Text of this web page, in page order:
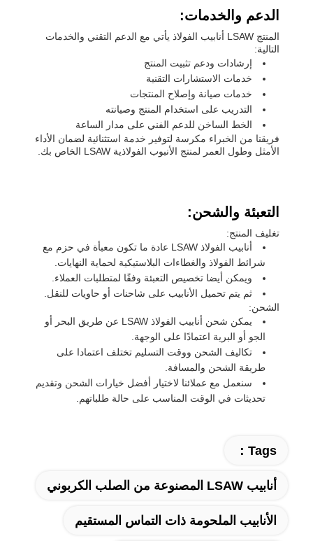
الدعم والخدمات:
المنتج LSAW أنابيب الفولاذ يأتي مع الدعم التقني والخدمات
التالية:
إرشادات ودعم تثبيت المنتج
خدمات الاستشارات التقنية
خدمات صيانة وإصلاح المنتجات
التدريب على استخدام المنتج وصيانته
الخط الساخن للدعم الفني على مدار الساعة
فريقنا من الخبراء مكرسة لتوفير خدمة استثنائية لضمان الأداء
الأمثل وطول العمر لمنتج الأنبوب الفولاذية LSAW الخاص بك.
التعبئة والشحن:
تغليف المنتج:
أنابيب الفولاذ LSAW عادة ما تكون معبأة في حزم مع
شرائط الفولاذ والغطاءات البلاستيكية لحماية النهايات.
ويمكن أيضا تخصيص التعبئة وفقًا لمتطلبات العملاء.
ثم يتم تحميل الأنابيب على شاحنات أو حاويات للنقل.
الشحن:
يمكن شحن أنابيب الفولاذ LSAW عن طريق البحر أو
الجو أو البرية اعتمادًا على الوجهة.
تكاليف الشحن ووقت التسليم تختلف اعتمادا على
طريقة الشحن والمسافة.
سنعمل مع عملائنا لاختيار أفضل خيارات الشحن وتقديم
تحديثات في الوقت المناسب على حالة طلباتهم.
Tags：
أنابيب LSAW المصنوعة من الصلب الكربوني
الأنابيب الملحومة ذات التماس المستقيم